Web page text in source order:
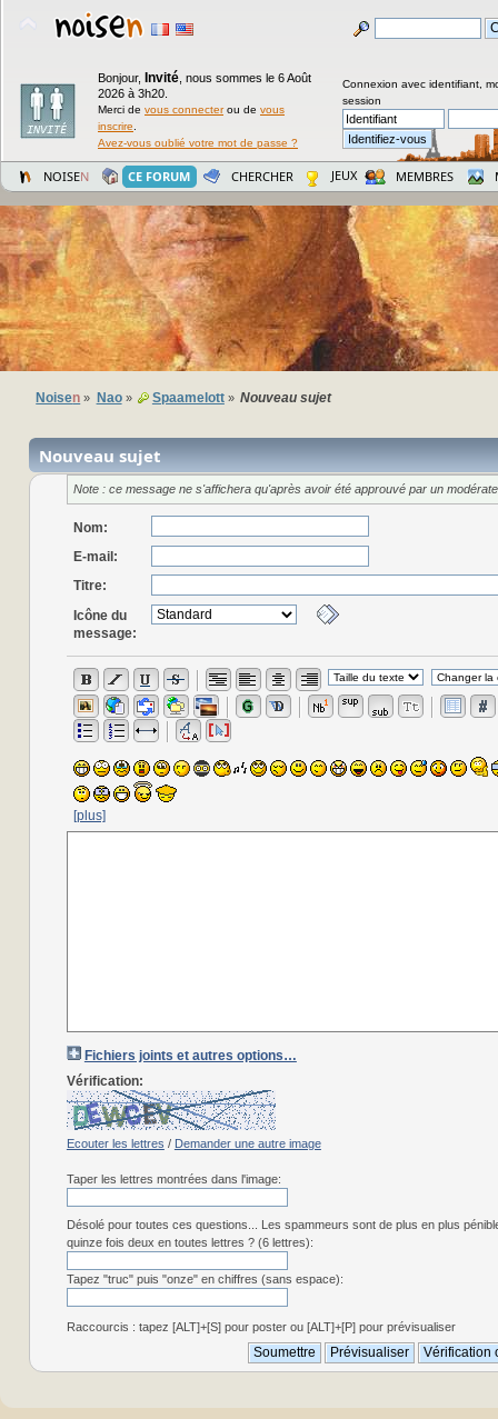
Bonjour, Invité nous sommes le 6 Août
2026 à 3h20.
Merci de vous connecterou de vous
inscrire
Avez-vous oublié votre mot de passe ?
Connexion avec identifiant,
session
NOISEN CE FORUM CHERCHER JEUX MEMBRES
Noisen » Nao» Spaamelott» Nouveau sujet
Nouveau sujet
Note : ce message ne s'affichera qu'après avoir été approuvé par un
Nom:
E-mail:
Titre:
Icône du
message:
[plus]
Fichiers joints et autres options…
Vérification:
Ecouter les lettres / Demander une autre image
Taper les lettres montrées dans l'image:
Désolé pour toutes ces questions... Les spammeurs sont de plus en plus
quinze fois deux en toutes lettres ? (6 lettres):
Tapez "truc" puis "onze" en chiffres (sans espace):
Raccourcis : tapez [ALT]+[S] pour poster ou [ALT]+[P] pour prévisualiser